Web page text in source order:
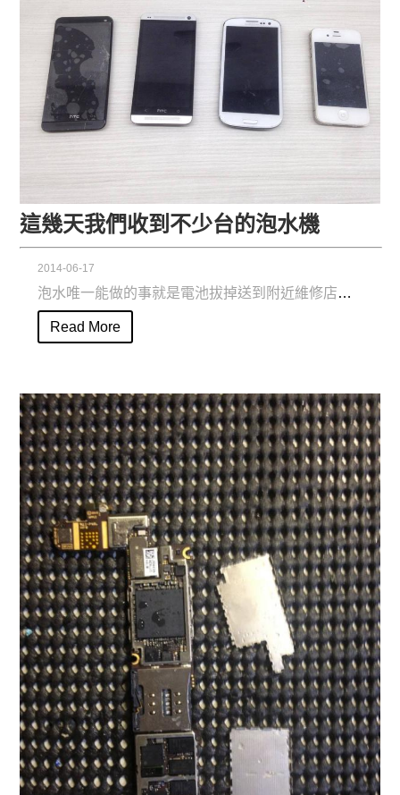
這幾天我們收到不少台的泡水機
2014-06-17
泡水唯一能做的事就是電池拔掉送到附近維修店家，如果是不能拔電池的請關機...
Read More